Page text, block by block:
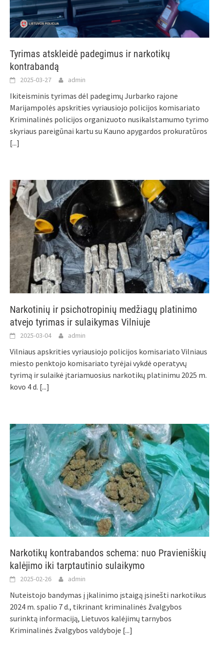
Tyrimas atskleidė padegimus ir narkotikų
kontrabandą
2025-03-27 admin
Ikiteisminis tyrimas dėl padegimų Jurbarko rajone
Marijampolės apskrities vyriausiojo policijos komisariato
Kriminalinės policijos organizuoto nusikalstamumo tyrimo
skyriaus pareigūnai kartu su Kauno apygardos prokuratūros
[...]
Narkotinių ir psichotropinių medžiagų platinimo
atvejo tyrimas ir sulaikymas Vilniuje
2025-03-04 admin
Vilniaus apskrities vyriausiojo policijos komisariato Vilniaus
miesto penktojo komisariato tyrėjai vykdė operatyvų
tyrimą ir sulaikė įtariamuosius narkotikų platinimu 2025 m.
kovo 4 d. [...]
Narkotikų kontrabandos schema: nuo Pravieniškių
kalėjimo iki tarptautinio sulaikymo
2025-02-26 admin
Nuteistojo bandymas į įkalinimo įstaigą įsinešti narkotikus
2024 m. spalio 7 d., tikrinant kriminalinės žvalgybos
surinktą informaciją, Lietuvos kalėjimų tarnybos
Kriminalinės žvalgybos valdyboje [...]